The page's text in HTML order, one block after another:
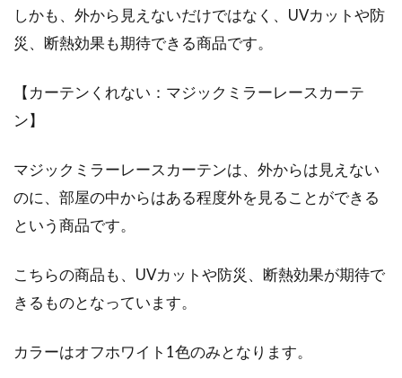
しかも、外から見えないだけではなく、UVカットや防
災、断熱効果も期待できる商品です。
【カーテンくれない：マジックミラーレースカーテ
ン】
マジックミラーレースカーテンは、外からは見えない
のに、部屋の中からはある程度外を見ることができる
という商品です。
こちらの商品も、UVカットや防災、断熱効果が期待で
きるものとなっています。
カラーはオフホワイト1色のみとなります。